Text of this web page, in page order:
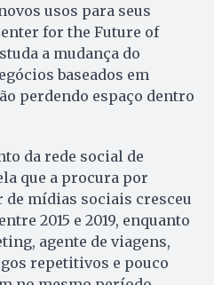
usos para seus
for the Future of
a mudança do
baseados em
perdendo espaço dentro
da rede social de
que a procura por
de mídias sociais cresceu
2015 e 2019, enquanto
agente de viagens,
repetitivos e pouco